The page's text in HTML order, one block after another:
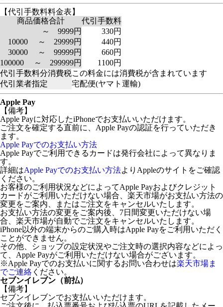
【代引手数料料金表】
商品価格合計
代引手数料
～ 9999円
330円
10000 ～ 29999円
440円
30000 ～ 99999円
660円
100000 ～ 299999円
1100円
代引手数料分消費税この料金には消費税が含まれています
代引業者指定
宅配便(ヤマト運輸)
Apple Pay
【備考】
Apple Payに対応したiPhoneでお支払いいただけます。
ご注文を確定する直前に、Apple Payの認証を行っていただき
ます。
Apple Payでのお支払い方法
Apple Payでご利用できるカードは発行会社によって異なりま
す。
詳細はApple Payでのお支払い方法よりAppleのサイトをご確認
ください。
お客様のご利用状況などによってApple Payおよびクレジット
カードがご利用いただけない場合、楽天市場がお支払い方法の
変更をご案内、またはご注文をキャンセルいたします。
お支払い方法の変更をご案内後、7日間変更いただけない場
合、楽天市場が自動でご注文をキャンセルいたします。
iPhone以外の端末からのご購入時はApple Payをご利用いただく
ことができません。
その他、ショップの設定状況やご注文時の選択内容などによっ
て、Apple Payがご利用いただけない場合がございます。
※Apple Payでのお支払いに関するお問い合わせは楽天市場ま
でご連絡 ください。
セブンイレブン（前払）
【備考】
セブンイレブンでお支払いいただけます。